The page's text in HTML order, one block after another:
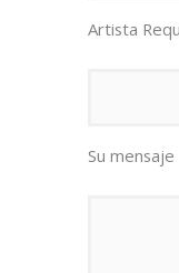
Artista
Su mensaje